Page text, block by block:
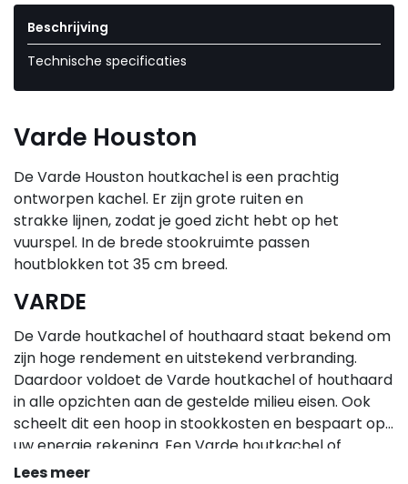
Beschrijving
Technische specificaties
Varde Houston
De Varde Houston houtkachel is een prachtig
ontworpen kachel. Er zijn grote ruiten en
strakke lijnen, zodat je goed zicht hebt op het
vuurspel. In de brede stookruimte passen
houtblokken tot 35 cm breed.
VARDE
De Varde houtkachel of houthaard staat bekend om
zijn hoge rendement en uitstekend verbranding.
Daardoor voldoet de Varde houtkachel of houthaard
in alle opzichten aan de gestelde milieu eisen. Ook
scheelt dit een hoop in stookkosten en bespaart op
uw energie rekening. Een Varde houtkachel of
houthaard is uiteraard leverbaar in verschillende
Lees meer